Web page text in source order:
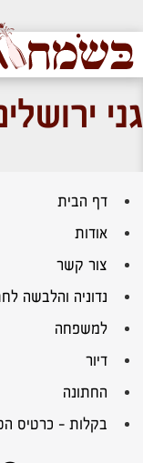
גני
דף הבית
אודות
צור קשר
נדוניה והלבשה
למשפחה
דיור
החתונה
בקלות – כרטיס